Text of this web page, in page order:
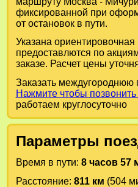
фиксированной при
от остановок в пути.
Указана
предоставлются по
заказе. Расчет цены
Заказать междугороднюю
Нажмите чтобы
работаем круглосуточно
Параметры
Время в пути: 8 часов 57
Расстояние: 811 км (504